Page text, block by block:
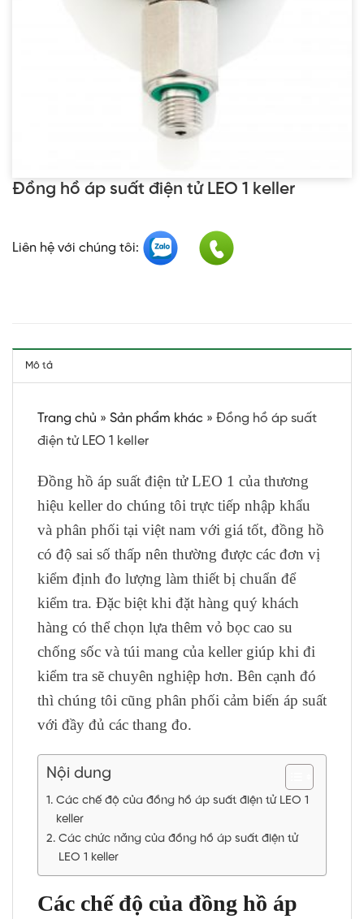
Đồng hồ áp suất điện tử LEO 1 keller
Liên hệ với chúng tôi:
Mô tả
Trang chủ » Sản phẩm khác » Đồng hồ áp suất
điện tử LEO 1 keller
Đồng hồ áp suất điện tử LEO 1 của thương
hiệu keller do chúng tôi trực tiếp nhập khẩu
và phân phối tại việt nam với giá tốt, đồng hồ
có độ sai số thấp nên thường được các đơn vị
kiểm định đo lượng làm thiết bị chuẩn để
kiểm tra. Đặc biệt khi đặt hàng quý khách
hàng có thể chọn lựa thêm vỏ bọc cao su
chống sốc và túi mang của keller giúp khi đi
kiểm tra sẽ chuyên nghiệp hơn. Bên cạnh đó
thì chúng tôi cũng phân phối cảm biến áp suất
với đầy đủ các thang đo.
Nội dung
Các chế độ của đồng hồ áp suất điện tử LEO 1
keller
Các chức năng của đồng hồ áp suất điện tử
LEO 1 keller
Các chế độ của đồng hồ áp